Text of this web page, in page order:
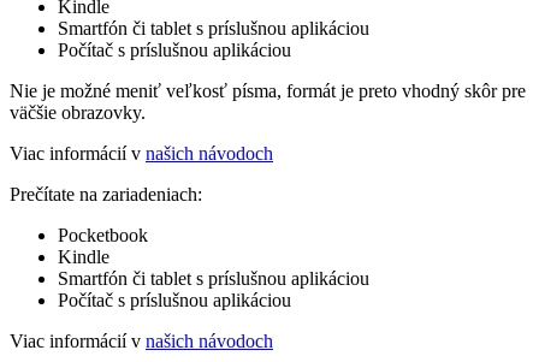
Kindle
Smartfón či tablet s príslušnou aplikáciou
Počítač s príslušnou aplikáciou
Nie je možné meniť veľkosť písma, formát je preto vhodný skôr pre
väčšie obrazovky.
Viac informácií v našich návodoch
Prečítate na zariadeniach:
Pocketbook
Kindle
Smartfón či tablet s príslušnou aplikáciou
Počítač s príslušnou aplikáciou
Viac informácií v našich návodoch